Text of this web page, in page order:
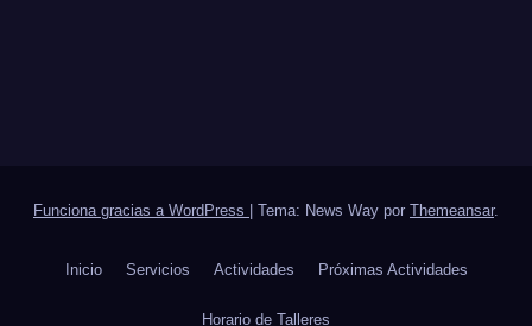
Funciona gracias a WordPress Tema: News Way por Themeansar.
Inicio Servicios Actividades Próximas Actividades
Horario de Talleres